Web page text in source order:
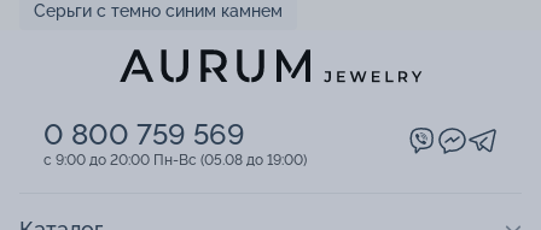
Серьги с темно синим камнем
0 800 759 569
c 9:00 до 20:00 Пн-Вс (05.08 до 19:00)